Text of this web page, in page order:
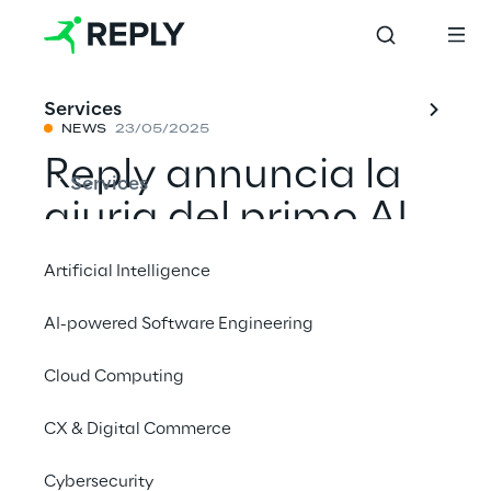
Services
Services
Artificial Intelligence
AI-powered Software Engineering
Cloud Computing
CX & Digital Commerce
Cybersecurity
NEWS 23/05/2025
Reply annuncia la
giuria del primo AI
Music Contest: i
finalisti si
del Kappa
FuturFestival a
Torino